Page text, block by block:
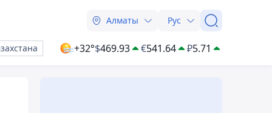
Алматы Рус
+32°$469.93 €541.64 ₽5.71